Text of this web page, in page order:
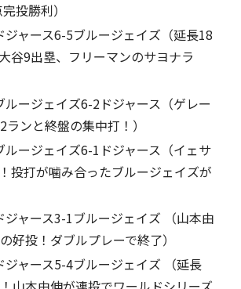
投勝利）
ジャース6-5ブルージェイズ（延長18
谷9出塁、フリーマンのサヨナラ
ルージェイズ6-2ドジャース（ゲレー
ランと終盤の集中打！）
ルージェイズ6-1ドジャース（イェサ
投打が噛み合ったブルージェイズが
ジャース3-1ブルージェイズ （山本由
好投！ダブルプレーで終了）
ジャース5-4ブルージェイズ （延長